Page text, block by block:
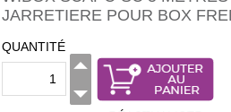
JARRETIERE POUR BOX
QUANTITÉ